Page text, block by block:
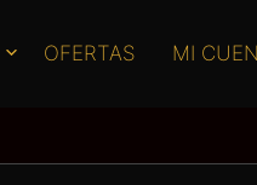
OFERTAS MI